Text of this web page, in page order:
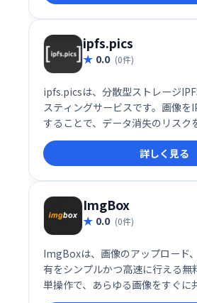
ipfs.pics
0.0 (0件)
ipfs.picsは、分散型ストレージ
スティングサービスです。画像を
することで、データ消失のリスク
保存を実現します。サーバーダ
心して画像を管理できます。
詳しく見る
ImgBox
0.0 (0件)
ImgBoxは、画像のアップロード
有をシンプルかつ高速に行える無
単操作で、あらゆる画像をすぐに